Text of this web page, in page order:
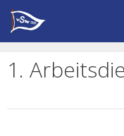
Zum
Inhalt
springen
1.